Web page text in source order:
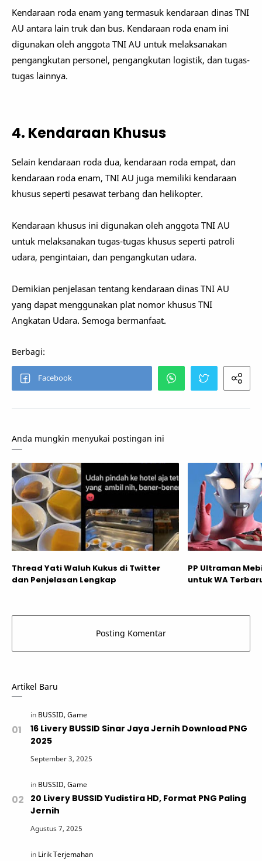
Kendaraan roda enam yang termasuk kendaraan dinas TNI
AU antara lain truk dan bus. Kendaraan roda enam ini
digunakan oleh anggota TNI AU untuk melaksanakan
pengangkutan personel, pengangkutan logistik, dan tugas-
tugas lainnya.
4. Kendaraan Khusus
Selain kendaraan roda dua, kendaraan roda empat, dan
kendaraan roda enam, TNI AU juga memiliki kendaraan
khusus seperti pesawat terbang dan helikopter.
Kendaraan khusus ini digunakan oleh anggota TNI AU
untuk melaksanakan tugas-tugas khusus seperti patroli
udara, pengintaian, dan pengangkutan udara.
Demikian penjelasan tentang kendaraan dinas TNI AU
yang dapat menggunakan plat nomor khusus TNI
Angkatan Udara. Semoga bermanfaat.
Anda mungkin menyukai postingan ini
Thread Yati Waluh Kukus di Twitter
dan Penjelasan Lengkap
PP Ultraman
untuk WA
Artikel Baru
16 Livery BUSSID Sinar Jaya Jernih Download PNG
2025
20 Livery BUSSID Yudistira HD, Format PNG Paling
Jernih